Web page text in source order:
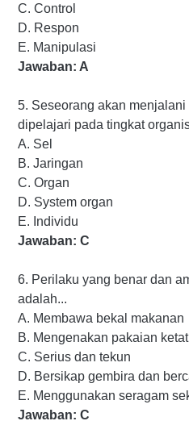
C. Control
D. Respon
E. Manipulasi
Jawaban: A
5. Seseorang akan
dipelajari pada tingkat
A. Sel
B. Jaringan
C. Organ
D. System organ
E. Individu
Jawaban: C
6. Perilaku yang benar dan
adalah...
A. Membawa bekal makanan
B. Mengenakan pakaian ketat
C. Serius dan tekun
D. Bersikap gembira dan
E. Menggunakan seragam
Jawaban: C